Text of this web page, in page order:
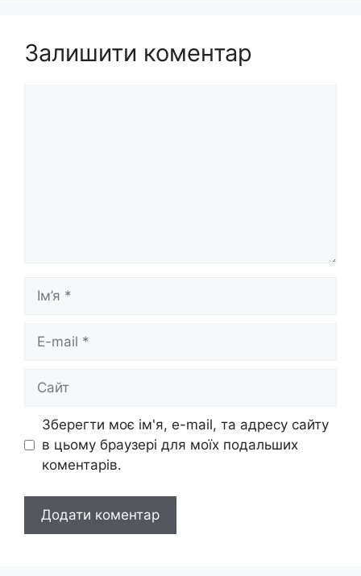
Залишити коментар
Ім’я
Сайт
Зберегти моє ім'я, e-mail, та адресу сайту
в цьому браузері для моїх подальших
коментарів.